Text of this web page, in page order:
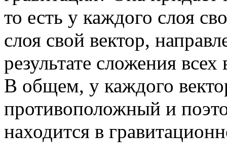
то есть у каждого слоя
слоя свой вектор,
результате сложения
В общем, у каждого
противоположный и
находится в